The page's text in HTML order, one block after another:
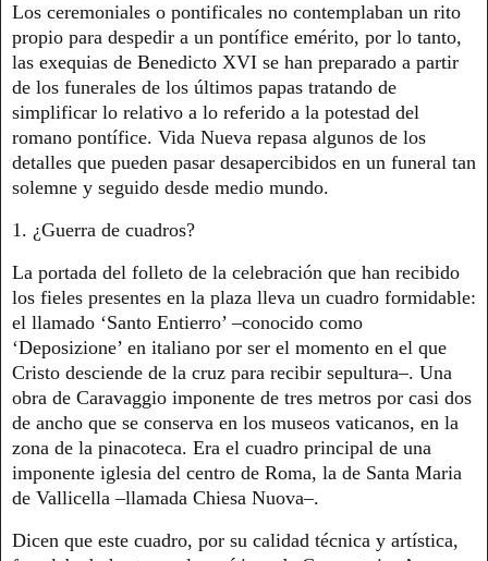
Los ceremoniales o pontificales no contemplaban un rito
propio para despedir a un pontífice emérito, por lo tanto,
las exequias de Benedicto XVI se han preparado a partir
de los funerales de los últimos papas tratando de
simplificar lo relativo a lo referido a la potestad del
romano pontífice. Vida Nueva repasa algunos de los
detalles que pueden pasar desapercibidos en un funeral tan
solemne y seguido desde medio mundo.
1. ¿Guerra de cuadros?
La portada del folleto de la celebración que han recibido
los fieles presentes en la plaza lleva un cuadro formidable:
el llamado ‘Santo Entierro’ –conocido como
‘Deposizione’ en italiano por ser el momento en el que
Cristo desciende de la cruz para recibir sepultura–. Una
obra de Caravaggio imponente de tres metros por casi dos
de ancho que se conserva en los museos vaticanos, en la
zona de la pinacoteca. Era el cuadro principal de una
imponente iglesia del centro de Roma, la de Santa Maria
de Vallicella –llamada Chiesa Nuova–.
Dicen que este cuadro, por su calidad técnica y artística,